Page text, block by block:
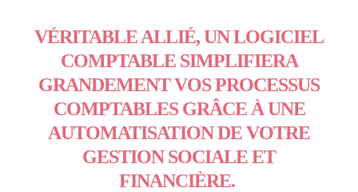
VÉRITABLE ALLIÉ, UN LOGICIEL
COMPTABLE SIMPLIFIERA
GRANDEMENT VOS PROCESSUS
COMPTABLES GRÂCE À UNE
AUTOMATISATION DE VOTRE
GESTION SOCIALE ET
FINANCIÈRE.